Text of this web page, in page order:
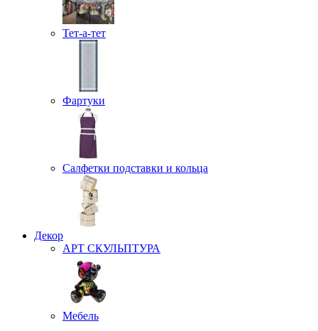
Тет-а-тет
Фартуки
Салфетки подставки и кольца
Декор
АРТ СКУЛЬПТУРА
Мебель